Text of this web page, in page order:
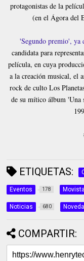
protagonistas de la
(en el Ágora del
'Segundo premio', ya
candidata para
película, en cuya
a la creación musical, el
rock de culto Los
de su mítico álbum 'Una
ETIQUETAS:
Eventos 178
Noticias 680
COMPARTIR: